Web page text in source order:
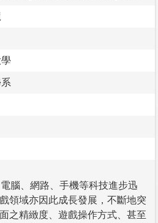
腦、網路、手機等科技進步迅
領域亦因此成長發展，不斷地突
之精緻度、遊戲操作方式、甚至